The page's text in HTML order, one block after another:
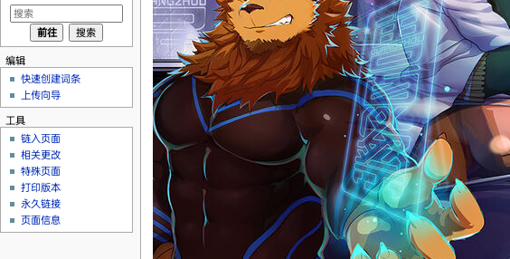
编辑
快速创建词条
上传向导
工具
链入页面
相关更改
特殊页面
打印版本
永久链接
页面信息